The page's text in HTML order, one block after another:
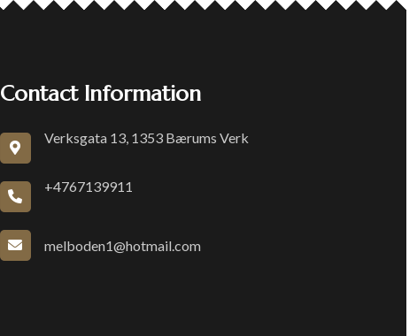
Contact Information
Verksgata 13, 1353 Bærums Verk
+4767139911
melboden1@hotmail.com